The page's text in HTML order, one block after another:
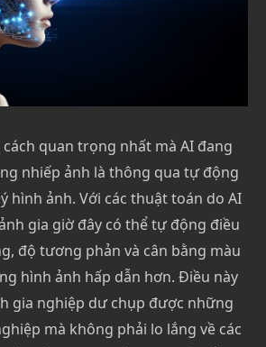
quan trọng nhất mà AI đang
nhiếp ảnh là thông qua tự động
hình ảnh. Với các thuật toán do AI
gia giờ đây có thể tự động điều
độ tương phản và cân bằng màu
hình ảnh hấp dẫn hơn. Điều này
gia nghiệp dư chụp được những
mà không phải lo lắng về các